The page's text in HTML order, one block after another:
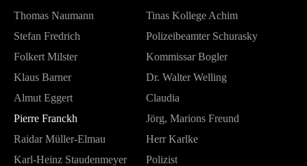
Thomas Naumann
Tinas Kollege Achim
Stefan Fredrich
Polizeibeamter Schurasky
Folkert Milster
Kommissar Bogler
Klaus Barner
Dr. Walter Welling
Almut Eggert
Claudia
Pierre Franckh
Jörg, Marions Freund
Raidar Müller-Elmau
Herr Karlke
Karl-Heinz Staudenmeyer
Polizist